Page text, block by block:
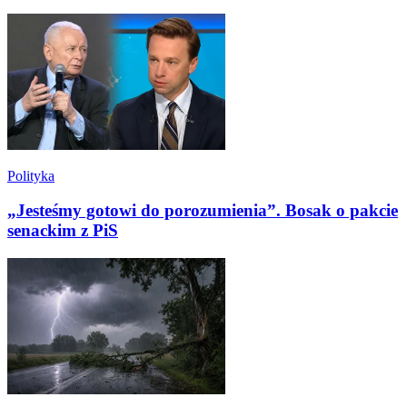
Polityka
„Jesteśmy gotowi do porozumienia”. Bosak o pakcie
senackim z PiS